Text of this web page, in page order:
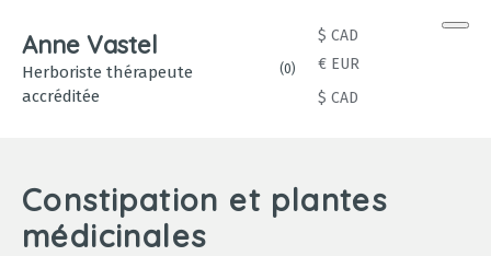
Anne Vastel
Herboriste thérapeute
accréditée
(0)
$ CAD
€ EUR
$ CAD
Constipation et plantes
médicinales